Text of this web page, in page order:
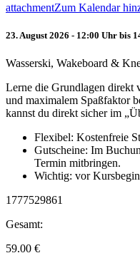
attachmentZum Kalendar
23. August 2026 - 12:00 Uhr bis
Wasserski, Wakeboard &
Lerne die Grundlagen direkt
und maximalem Spaßfaktor
kannst du direkt sicher im
Flexibel: Kostenfreie
Gutscheine: Im
Termin mitbringen.
Wichtig: vor
1777529861
Gesamt:
59.00 €